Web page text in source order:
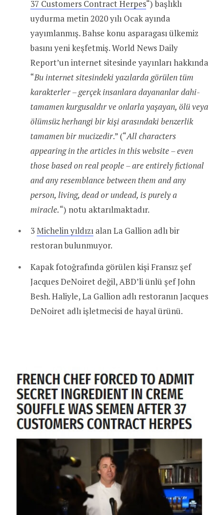
37 Customers Contract Herpes“) başlıklı
uydurma metin 2020 yılı Ocak ayında
yayımlanmış. Bahse konu asparagası ülkemiz
basını yeni keşfetmiş. World News Daily
Report’un internet sitesinde yayınları hakkında
“Bu internet sitesindeki yazılarda görülen tüm
karakterler – gerçek insanlara dayananlar dahi-
tamamen kurgusaldır ve onlarla yaşayan, ölü veya
ölümsüz herhangi bir kişi arasındaki benzerlik
tamamen bir mucizedir.” (“All characters
appearing in the articles in this website – even
those based on real people – are entirely fictional
and any resemblance between them and any
person, living, dead or undead, is purely a
miracle.“) notu aktarılmaktadır.
3Michelin yıldızı alan La Gallion adlı bir
restoran bulunmuyor.
Kapak fotoğrafında görülen kişi Fransız şef
Jacques DeNoiret değil, ABD’li ünlü şef John
Besh. Haliyle, La Gallion adlı restoranın Jacques
DeNoiret adlı işletmecisi de hayal ürünü.